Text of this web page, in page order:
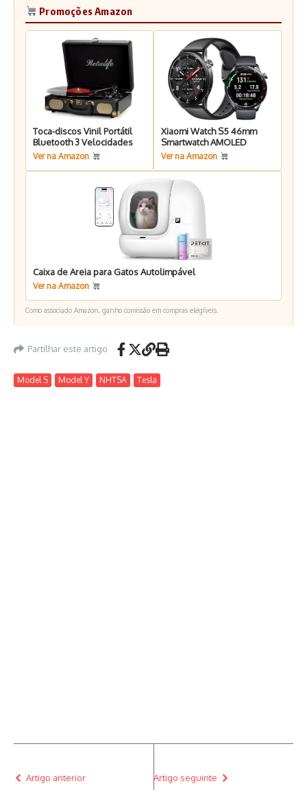
Promoções Amazon
Toca-discos Vinil Portátil
Bluetooth 3 Velocidades
Ver na Amazon
Xiaomi Watch S5 46mm
Smartwatch AMOLED
Ver na Amazon
Caixa de Areia para Gatos Autolimpável
Ver na Amazon
Como associado Amazon, ganho comissão em compras elegíveis.
Partilhar este artigo
Model S Model Y NHTSA Tesla
Artigo anterior Artigo seguinte